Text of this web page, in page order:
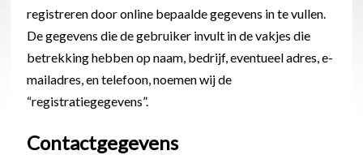
registreren door online bepaalde gegevens in te vullen.
De gegevens die de gebruiker invult in de vakjes die
betrekking hebben op naam, bedrijf, eventueel adres, e-
mailadres, en telefoon, noemen wij de
“registratiegegevens”.
Contactgegevens